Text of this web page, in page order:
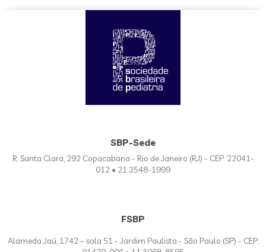
SBP-Sede
R. Santa Clara, 292 Copacabana - Rio de Janeiro (RJ) - CEP: 22041-
012 • 21 2548-1999
FSBP
Alameda Jaú, 1742 – sala 51 - Jardim Paulista - São Paulo (SP) - CEP: